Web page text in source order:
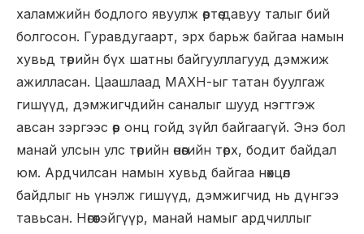
халамжийн бодлого явуулж өөртөө давуу талыг бий
болгосон. Гуравдугаарт, эрх барьж байгаа намын
хувьд төрийн бүх шатны байгууллагууд дэмжиж
ажилласан. Цаашлаад МАХН-ыг татан буулгаж
гишүүд, дэмжигчдийн саналыг шууд нэгтгэж
авсан зэргээс өөр онц гойд зүйл байгаагүй. Энэ бол
манай улсын улс төрийн өнөөгийн төрх, бодит байдал
юм. Ардчилсан намын хувьд байгаа нөхцөл
байдлыг нь үнэлж гишүүд, дэмжигчид нь дүнгээ
тавьсан. Нөгөөтэйгүүр, манай намыг ардчиллыг